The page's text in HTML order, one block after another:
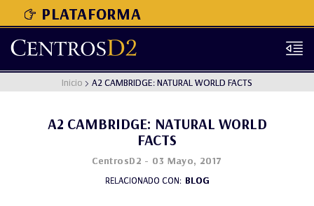
PLATAFORMA
Inicio A2 CAMBRIDGE: NATURAL WORLD FACTS
A2 CAMBRIDGE: NATURAL WORLD
FACTS
CentrosD2 - 03 Mayo, 2017
RELACIONADO CON: BLOG